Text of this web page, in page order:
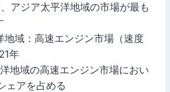
アジア太平洋地域の市場が最も
地域：高速エンジン市場（速度
年
地域の高速エンジン市場におい
ェアを占める